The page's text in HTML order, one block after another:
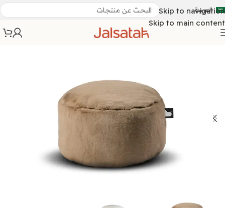
Skip to navigation
Skip to main content
العربية